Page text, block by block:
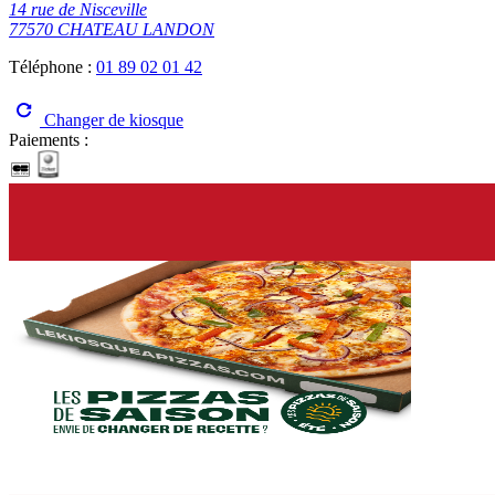
14 rue de Nisceville
77570 CHATEAU LANDON
Téléphone : 01 89 02 01 42
Changer de kiosque
Paiements :